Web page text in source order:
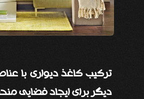
ترکیب کاغذ دیواری با
دیگر برای ایجاد فضایی